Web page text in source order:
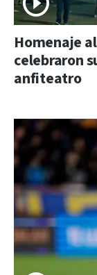
Homenaje
celebraron
anfiteatro